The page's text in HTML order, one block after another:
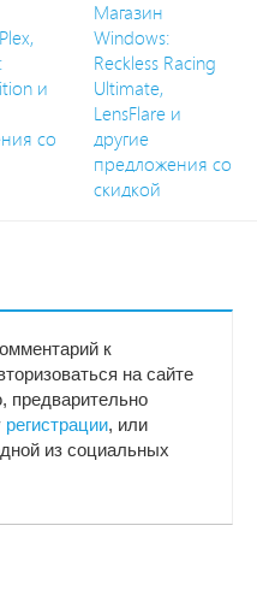
и
со
Магазин
Windows:
Reckless Racing
Ultimate,
LensFlare и
другие
предложения со
скидкой
к
на сайте
предварительно
регистрации, или
из социальных